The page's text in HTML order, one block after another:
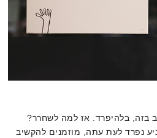
בזה, בלהיפרד. אז למה לשחרר?
נפרד לעת עתה, מוזמנים להקשיב